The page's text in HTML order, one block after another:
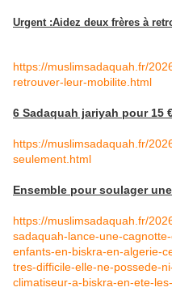
Urgent :Aidez deux frères à
https://muslimsadaquah.fr/
retrouver-leur-mobilite.html
6 Sadaquah jariyah pour 15
https://muslimsadaquah.fr/
seulement.html
Ensemble pour soulager
https://muslimsadaquah.fr/
sadaquah-lance-une-
enfants-en-biskra-en-algerie-
tres-difficile-elle-ne-possede-
climatiseur-a-biskra-en-ete-